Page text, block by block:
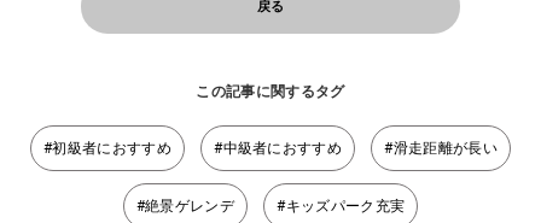
戻る
この記事に関するタグ
#初級者におすすめ #中級者におすすめ #滑走距離が長い
#絶景ゲレンデ #キッズパーク充実